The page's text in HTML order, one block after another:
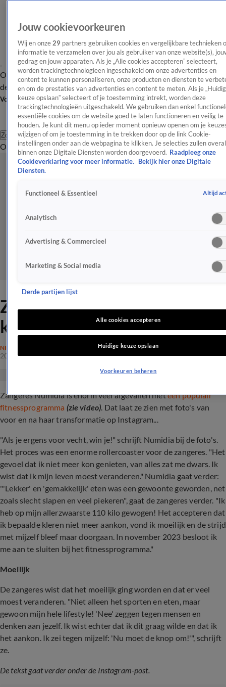
OverzichtAfleveringen Entertainment TV Algemeen
Tip
de redactieNieuwsbrief
Volg Shownieuws
Zoeken
OverzichtEntertainmentSpraakmakendRealityCrimeVideo's
ZIEN: Numidia tientallen
kilo's afgevallen
NIEUWS
20 juni 2024, 15:00
Zangeres Numidia is enorm veel afgevallen meteen populair
fitnessprogramma (zie video). Dat laat ze zien met foto's van
voor en na haar transformatie op Instagram...
"Als je ergens voor vecht, win je!" schrijft Numidia bij de foto's.
Het proces was een enorme rollercoaster voor de zangeres. "Het
gevoel dat ik niet meer kon genieten, van alles zat me dwars. Ik
wist dat ik mijn leven moest veranderen." Numidia gaat verder:
"'Lekker' en 'gemakkelijk' eten was een gewoonte geworden, net
zoals slecht slapen en veel piekeren", gaat de zangeres verder. "Ik
heb op mijn allerzwaarste 110 kilo gewogen! Het accepteren dat
ik bepaalde kleren niet meer aankon, vond ik moeilijk en de strijd
met mijzelf bleef maar doorgaan. In november 2023 besloot ik
me aan te sluiten bij het fitnessprogramma."
Moeilijk
De zangeres wist dat het moeilijk ging worden en dat er veel
moest veranderen. "Niet alleen het sporten en eten, maar
gewoon mijn hele lifestyle! 'Nee' zeggen tegen mensen en
denken aan jezelf. Ik wist echter dat ik dit graag wilde en dat ik
het aankon. Ik zei tegen mijzelf: 'Nu moet de knop om!'", schrijft
ze.
De tekst gaat verder onder de Instagram-post.
Jouw cookievoorkeuren
Wij en onze 29 partners gebruiken cookies en vergelijkbare technieken
informatie te verzamelen over jou als gebruiker van onze website(s),
gedrag en jouw apparaten. Als je „Alle cookies accepteren” selecteert,
worden trackingtechnologieën ingeschakeld om onze advertenties en
content te kunnen personaliseren, onze producten en diensten te
en om de prestaties van advertenties en content te meten. Als je
keuze opslaan” selecteert of je toestemming intrekt, worden deze
trackingtechnologieën uitgeschakeld. We gebruiken dan enkel
essentiële cookies om de website goed te laten functioneren en veilig te
houden. Je kunt dit menu op ieder moment opnieuw openen om je
wijzigen of om je toestemming in te trekken door op de link Cookie-
instellingen onder aan de webpagina te klikken. Je selecties zullen overal
binnen onze Digitale Diensten worden doorgevoerd. Raadpleeg onze
Cookieverklaring voor meer informatie.
Bekijk hier onze Digitale
Diensten.
Functioneel & Essentieel Altijd
Analytisch
Advertising & Commercieel
Marketing & Social media
Derde partijen lijst
Alle cookies accepteren
Huidige keuze opslaan
Voorkeuren beheren